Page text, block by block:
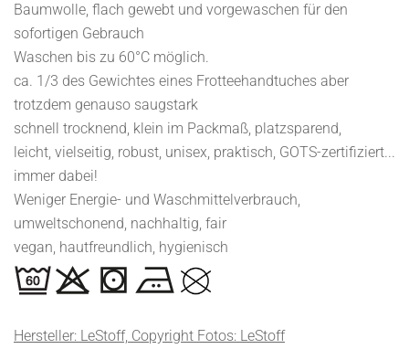
Baumwolle, flach gewebt und vorgewaschen für den
sofortigen Gebrauch
Waschen bis zu 60°C möglich.
ca. 1/3 des Gewichtes eines Frotteehandtuches aber
trotzdem genauso saugstark
schnell trocknend, klein im Packmaß, platzsparend,
leicht, vielseitig, robust, unisex, praktisch, GOTS-zertifiziert...
immer dabei!
Weniger Energie- und Waschmittelverbrauch,
umweltschonend, nachhaltig, fair
vegan, hautfreundlich, hygienisch
Hersteller: LeStoff, Copyright Fotos: LeStoff